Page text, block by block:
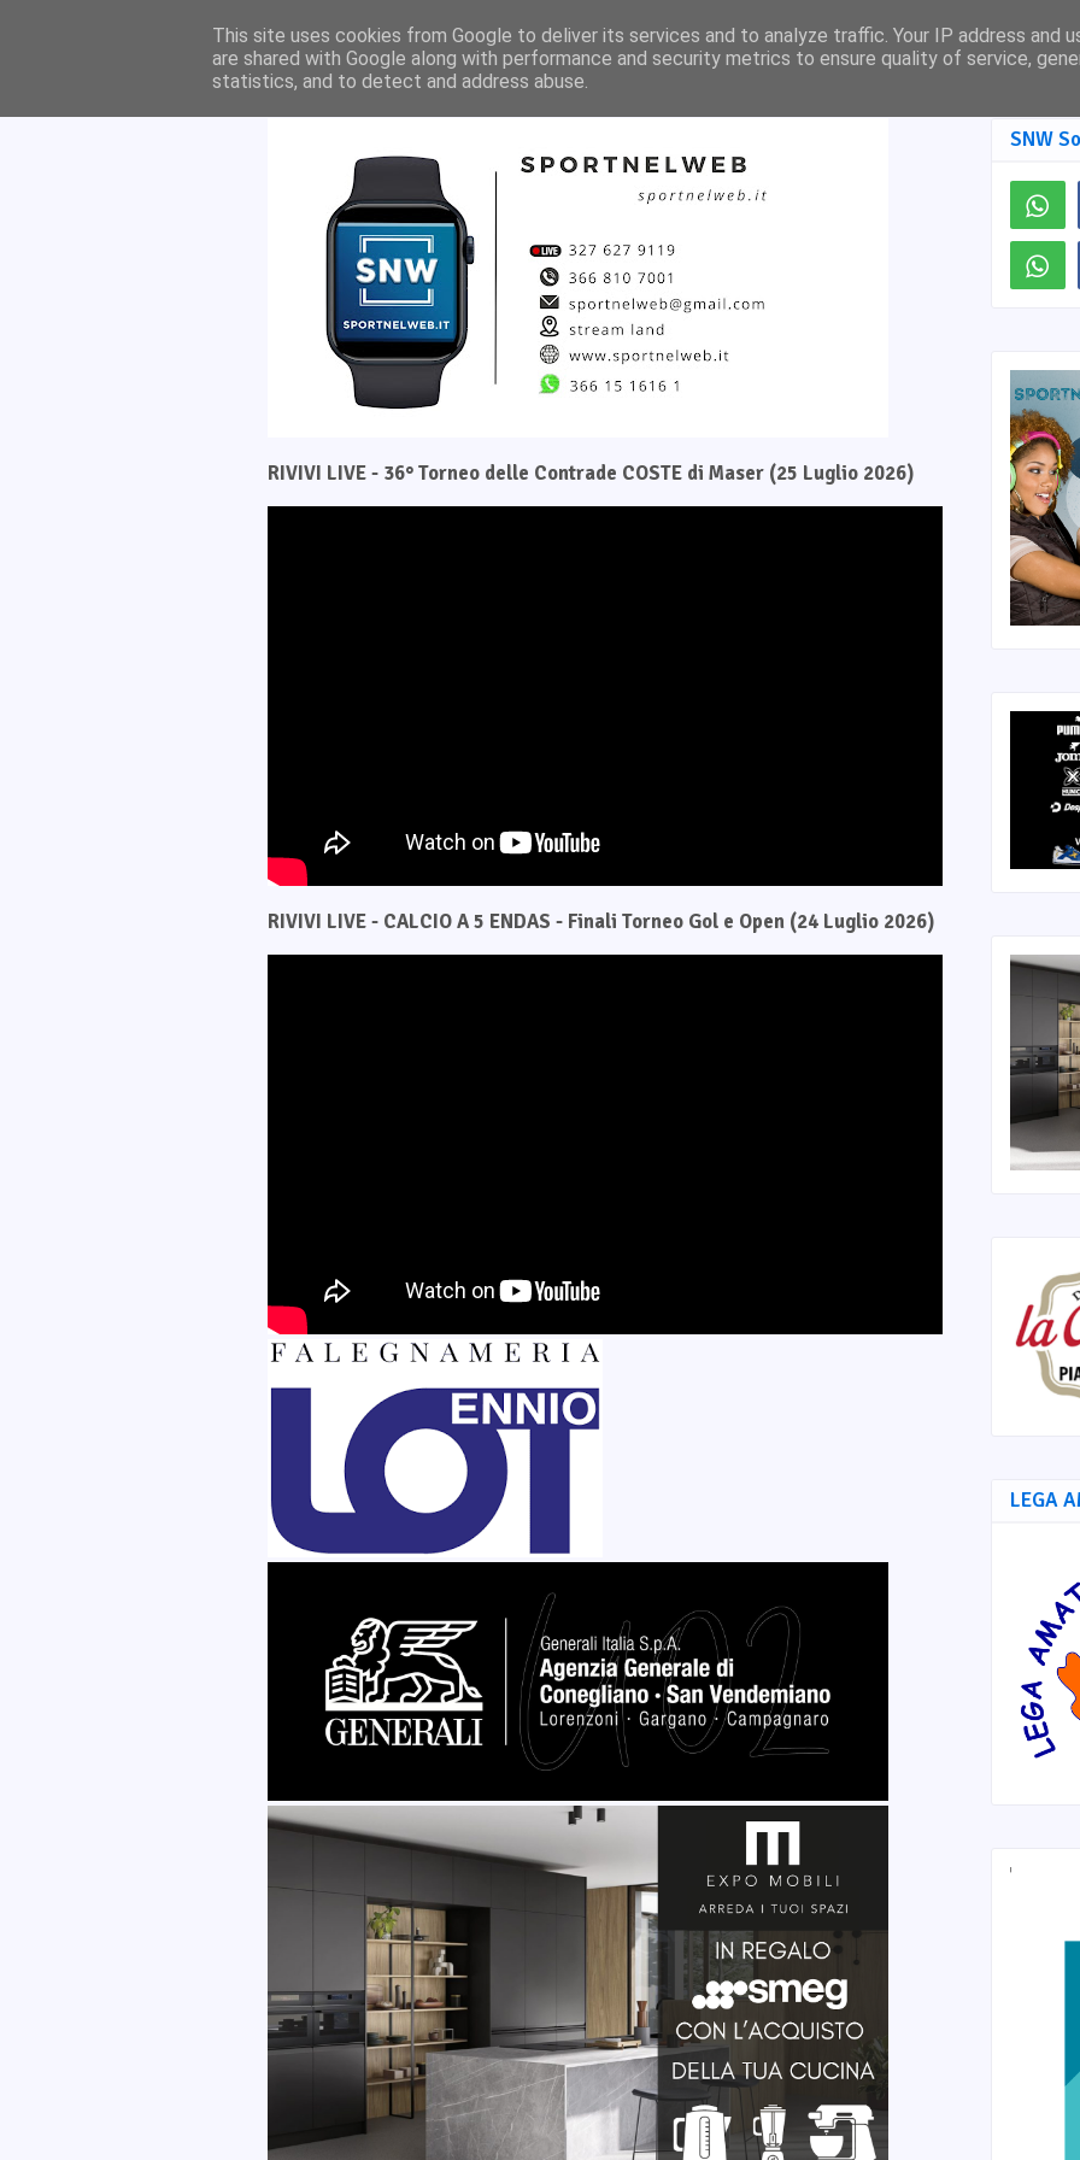
Home Il progetto Pagina Facebook SNW TV
RIVIVI LIVE - 36° Torneo delle Contrade COSTE di Maser (25 Luglio 2026)
RIVIVI LIVE - CALCIO A 5 ENDAS - Finali Torneo Gol e Open (24 Luglio 2026)
SNW
LEGA
This site uses cookies from Google to deliver its services and to analyze traffic. Your IP address and
are shared with Google along with performance and security metrics to ensure quality of service,
statistics, and to detect and address abuse.